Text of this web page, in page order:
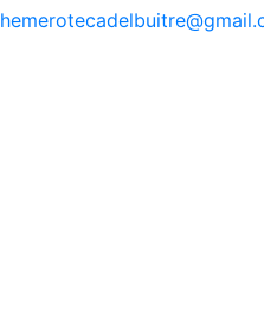
hemerotecadelbuitre